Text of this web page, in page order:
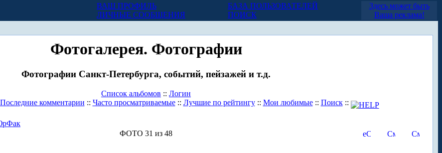
ВАШ ПРОФИЛЬ
ЛИЧНЫЕ СООБЩЕНИЯ
БАЗА ПОЛЬЗОВАТЕЛЕЙ
ПОИСК
Здесь может быть
Ваша реклама!
Фотогалерея. Фотографии
Фотографии Санкт-Петербурга, событий, пейзажей и т.д.
Список альбомов :: Логин
Последние комментарии :: Часто просматриваемые:: Лучшие по рейтингу:: Мои любимые:: Поиск::
ФОТО 31 из 48